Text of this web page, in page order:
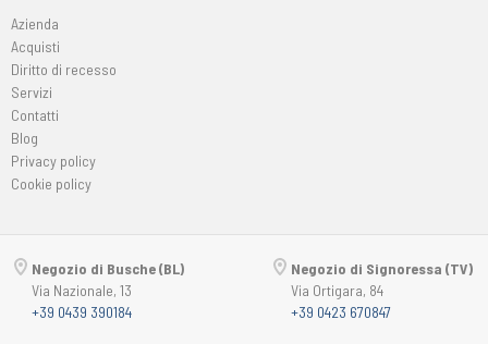
Azienda
Acquisti
Diritto di recesso
Servizi
Contatti
Blog
Privacy policy
Cookie policy
Negozio di Busche (BL)
Via Nazionale, 13
+39 0439 390184
Negozio di Signoressa (TV)
Via Ortigara, 84
+39 0423 670847